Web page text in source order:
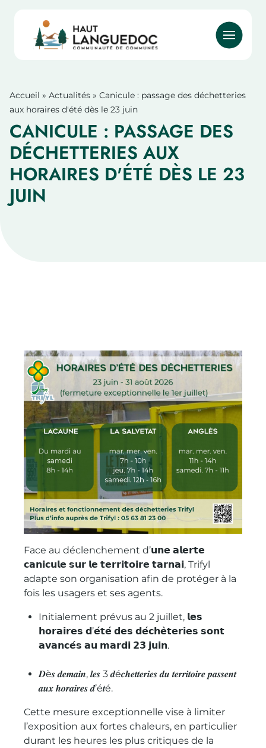
contenu
principal
Accueil Actualités
Canicule : passage des déchetteries
aux horaires d'été dès le 23 juin
CANICULE : PASSAGE DES
DÉCHETTERIES AUX
HORAIRES D'ÉTÉ DÈS LE 23
JUIN
Face au déclenchement d’𝘂𝗻𝗲 𝗮𝗹𝗲𝗿𝘁𝗲
𝗰𝗮𝗻𝗶𝗰𝘂𝗹𝗲 𝘀𝘂𝗿 𝗹𝗲 𝘁𝗲𝗿𝗿𝗶𝘁𝗼𝗶𝗿𝗲 𝘁𝗮𝗿𝗻𝗮𝗶, Trifyl
adapte son organisation afin de protéger à la
fois les usagers et ses agents.
Initialement prévus au 2 juillet, 𝗹𝗲𝘀
𝗵𝗼𝗿𝗮𝗶𝗿𝗲𝘀 𝗱’𝗲́𝘁𝗲́ 𝗱𝗲𝘀 𝗱𝗲́𝗰𝗵𝗲̀𝘁𝗲𝗿𝗶𝗲𝘀 𝘀𝗼𝗻𝘁
𝗮𝘃𝗮𝗻𝗰𝗲́𝘀 𝗮𝘂 𝗺𝗮𝗿𝗱𝗶 𝟮𝟯 𝗷𝘂𝗶𝗻.
𝑫è𝒔 𝒅𝒆𝒎𝒂𝒊𝒏, 𝒍𝒆𝒔 3 𝒅é𝒄𝒉𝒆𝒕𝒕𝒆𝒓𝒊𝒆𝒔 𝒅𝒖 𝒕𝒆𝒓𝒓𝒊𝒕𝒐𝒊𝒓𝒆 𝒑𝒂𝒔𝒔𝒆𝒏𝒕
𝒂𝒖𝒙 𝒉𝒐𝒓𝒂𝒊𝒓𝒆𝒔 𝒅’é𝒕é.
Cette mesure exceptionnelle vise à limiter
l’exposition aux fortes chaleurs, en particulier
durant les heures les plus critiques de la